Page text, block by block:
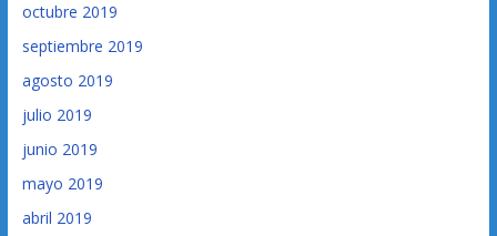
octubre 2019
septiembre 2019
agosto 2019
julio 2019
junio 2019
mayo 2019
abril 2019